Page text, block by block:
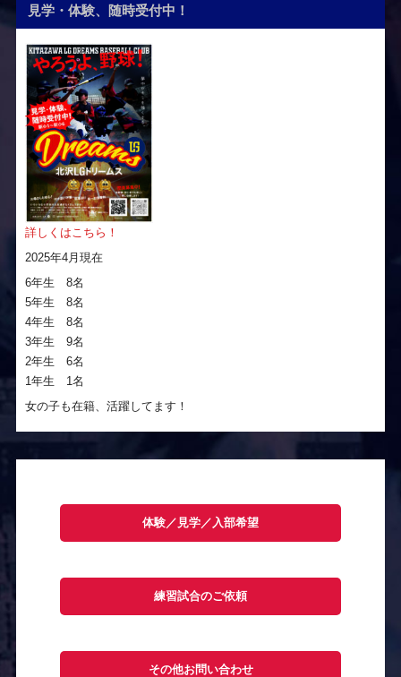
見学・体験、随時受付中！
詳しくはこちら！
2025年4月現在
6年生 8名
5年生 8名
4年生 8名
3年生 9名
2年生 6名
1年生 1名
女の子も在籍、活躍してます！
体験／見学／入部希望
練習試合のご依頼
その他お問い合わせ